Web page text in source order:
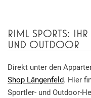
RIML SPORTS:
UND OUTDOOR
Direkt unter den
Shop Längenfeld. Hier
Sportler- und Outdoor-